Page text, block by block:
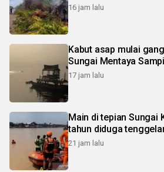
16 jam lalu
Kabut asap mulai
Sungai Mentaya
17 jam lalu
Main di tepian Sungai
tahun diduga
21 jam lalu